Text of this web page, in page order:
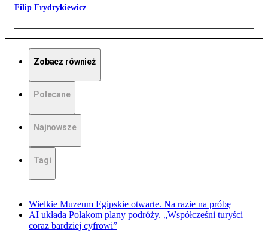
Filip Frydrykiewicz
Zobacz również
Polecane
Najnowsze
Tagi
Wielkie Muzeum Egipskie otwarte. Na razie na próbę
AI układa Polakom plany podróży. „Współcześni turyści
coraz bardziej cyfrowi”